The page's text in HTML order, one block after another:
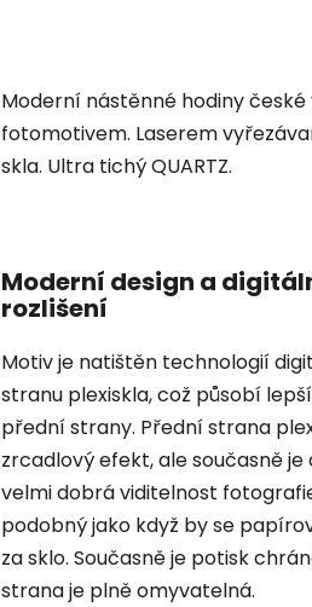
Moderní nástěnné hodiny
fotomotivem. Laserem
skla. Ultra tichý QUARTZ.
Moderní design a
rozlišení
Motiv je natištěn technologií
stranu plexiskla, což působí
přední strany. Přední strana
zrcadlový efekt, ale současně
velmi dobrá viditelnost
podobný jako když by se
za sklo. Současně je potisk
strana je plně omyvatelná.